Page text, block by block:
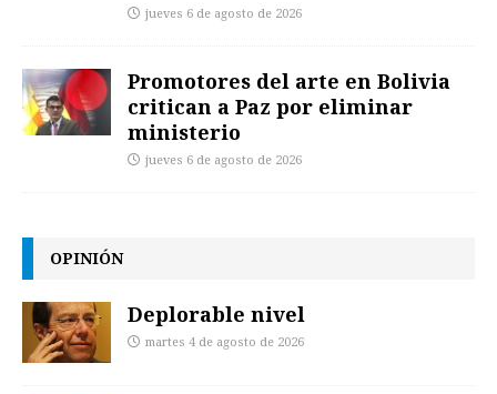
jueves 6 de agosto de 2026
Promotores del arte en Bolivia
critican a Paz por eliminar
ministerio
jueves 6 de agosto de 2026
OPINIÓN
Deplorable nivel
martes 4 de agosto de 2026